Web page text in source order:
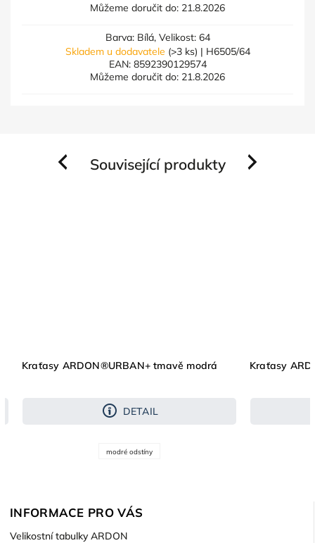
Můžeme doručit do: 21.8.2026
Barva: Bílá, Velikost: 64
Skladem u dodavatele (>3 ks) | H6505/64
EAN: 8592390129574
Můžeme doručit do: 21.8.2026
Související produkty
Previous
Kraťasy ARDON®URBAN+ tmavě modrá
DETAIL
modré odstíny
Kraťasy
Next
INFORMACE PRO VÁS
Velikostní tabulky ARDON